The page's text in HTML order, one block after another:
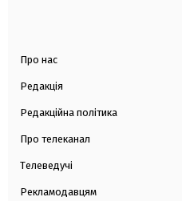
Про нас
Редакція
Редакційна політика
Про телеканал
Телеведучі
Рекламодавцям